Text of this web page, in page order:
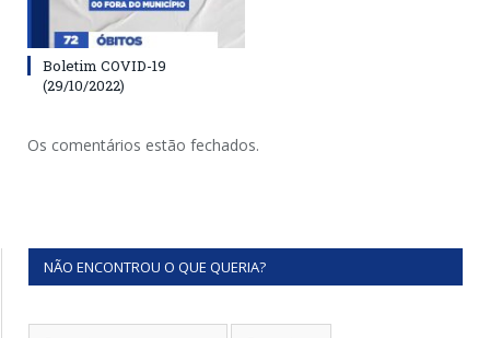
Boletim COVID-19
(29/10/2022)
Os comentários estão fechados.
NÃO ENCONTROU O QUE QUERIA?